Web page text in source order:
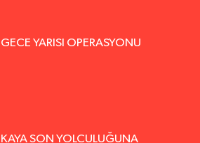
GECE YARISI OPERASYONU
KAYA SON YOLCULUĞUNA